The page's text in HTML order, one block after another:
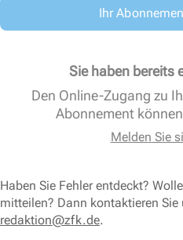
Ihr
Sie haben bereits
Den Online-Zugang zu
Abonnement
Melden Sie
Haben Sie Fehler entdeckt?
mitteilen? Dann kontaktieren
redaktion@zfk.de.